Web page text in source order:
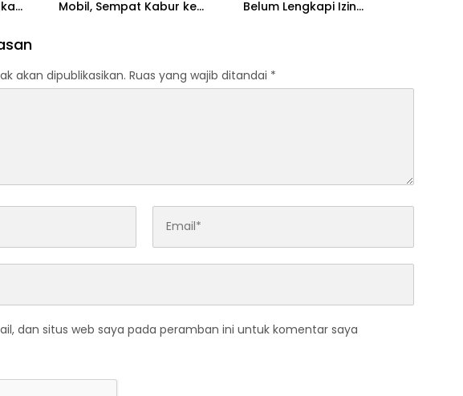
Mobil, Sempat Kabur ke
Belum Lengkapi Izin
akan dipublikasikan. Ruas yang wajib ditandai *
dan situs web saya pada peramban ini untuk komentar saya